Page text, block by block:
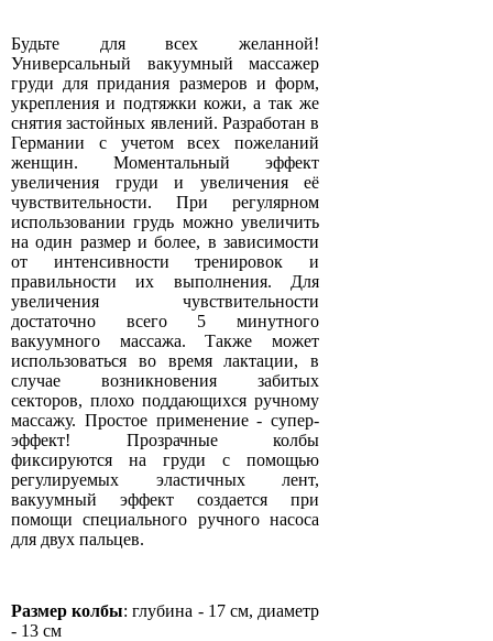
Будьте для всех желанной!
Универсальный вакуумный массажер
груди для придания размеров и форм,
укрепления и подтяжки кожи, а так же
снятия застойных явлений. Разработан в
Германии с учетом всех пожеланий
женщин. Моментальный эффект
увеличения груди и увеличения её
чувствительности. При регулярном
использовании грудь можно увеличить
на один размер и более, в зависимости
от интенсивности тренировок и
правильности их выполнения. Для
увеличения чувствительности
достаточно всего 5 минутного
вакуумного массажа. Также может
использоваться во время лактации, в
случае возникновения забитых
секторов, плохо поддающихся ручному
массажу. Простое применение - супер-
эффект! Прозрачные колбы
фиксируются на груди с помощью
регулируемых эластичных лент,
вакуумный эффект создается при
помощи специального ручного насоса
для двух пальцев.
Размер колбы: глубина - 17 см, диаметр
- 13 см